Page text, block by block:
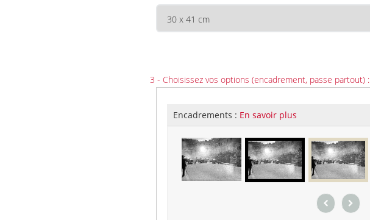
3 - Choisissez vos options (encadrement, passe partout) :
Encadrements : En savoir plus